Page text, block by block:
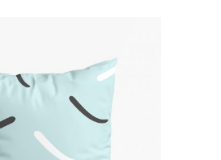
ADD TO CART